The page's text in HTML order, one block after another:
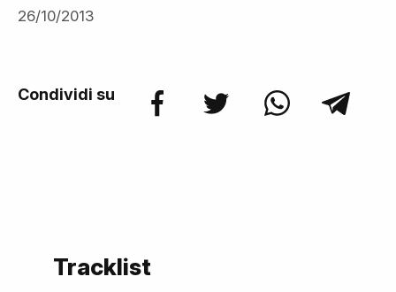
26/10/2013
Condividi su
Tracklist